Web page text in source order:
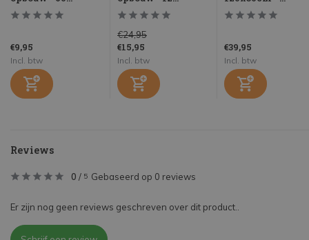
€9,95
Incl. btw
€24,95
€15,95
Incl. btw
€39,95
Incl. btw
Reviews
0 / 5 Gebaseerd op 0 reviews
Er zijn nog geen reviews geschreven over dit product..